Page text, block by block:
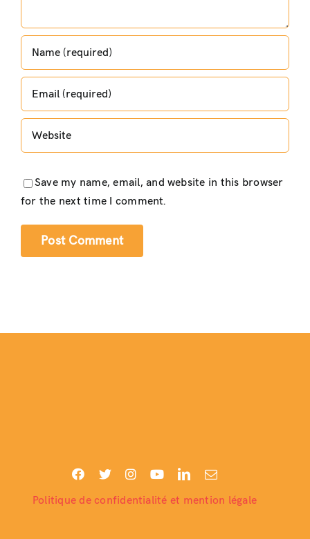
Save my name, email, and website in this browser
for the next time I comment.
Politique de confidentialité et mention légale